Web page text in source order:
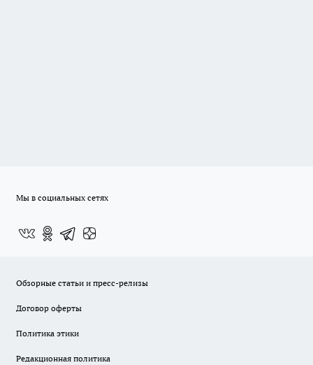
Мы в социальных сетях
Обзорные статьи и пресс-релизы
Договор оферты
Политика этики
Редакционная политика